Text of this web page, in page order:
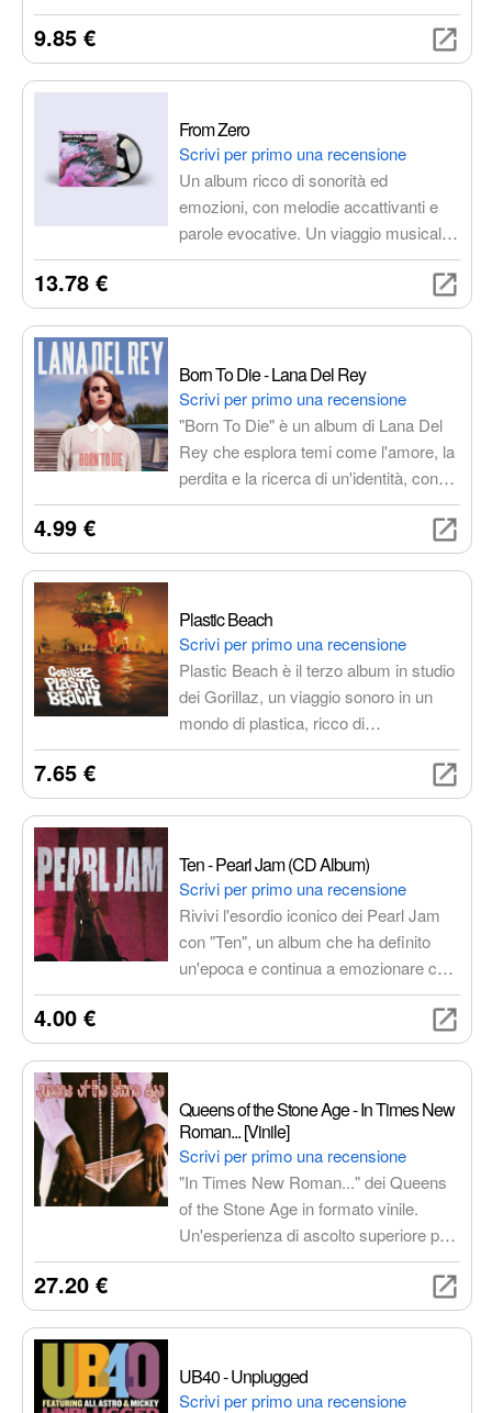
di brani inediti e live. È un'occasione
unica per rivivere la magia di uno degli
album più importanti della storia del
9.85 €
From Zero
Scrivi per primo una recensione
Un album ricco di sonorità ed
emozioni, con melodie accattivanti e
parole evocative. Un viaggio musicale
che ti porterà dall'inizio alla fine.
13.78 €
Born To Die - Lana Del Rey
Scrivi per primo una recensione
"Born To Die" è un album di Lana Del
Rey che esplora temi come l'amore, la
perdita e la ricerca di un'identità, con
un sound unico che mescola elementi
pop. L'album è caratterizzato da
voce suggestiva che accompagna
l'ascoltatore attraverso un mondo di
emozioni contrastanti.
4.99 €
Plastic Beach
Scrivi per primo una recensione
Plastic Beach è il terzo album in studio
dei Gorillaz, un viaggio sonoro in un
mondo di plastica, ricco di
collaborazioni e di riflessioni sul nostro
7.65 €
Ten - Pearl Jam (CD Album)
Scrivi per primo una recensione
Rivivi l'esordio iconico dei Pearl Jam
con "Ten", un album che ha definito
un'epoca e continua a emozionare con
i suoi temi profondi e brani
Flow" e "Jeremy". Un must per gli
4.00 €
Queens of the Stone Age - In Times New
Roman... [Vinile]
Scrivi per primo una recensione
"In Times New Roman..." dei Queens
of the Stone Age in formato vinile.
Un'esperienza di ascolto superiore per
un album imperdibile, distribuito da
l'energia e l'innovazione della band.
27.20 €
UB40 - Unplugged
Scrivi per primo una recensione